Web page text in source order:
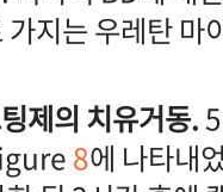
지는 우레탄 마
제의 치유거동.
8에 나타내